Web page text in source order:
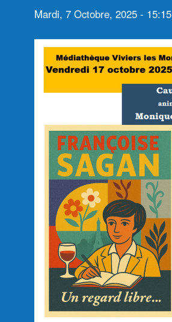
Mardi, 7 Octobre, 2025 - 15:15